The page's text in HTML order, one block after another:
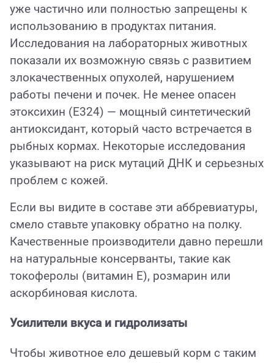
уже частично или полностью запрещены к
использованию в продуктах питания.
Исследования на лабораторных животных
показали их возможную связь с развитием
злокачественных опухолей, нарушением
работы печени и почек. Не менее опасен
этоксихин (E324) — мощный синтетический
антиоксидант, который часто встречается в
рыбных кормах. Некоторые исследования
указывают на риск мутаций ДНК и серьезных
проблем с кожей.
Если вы видите в составе эти аббревиатуры,
смело ставьте упаковку обратно на полку.
Качественные производители давно перешли
на натуральные консерванты, такие как
токоферолы (витамин Е), розмарин или
аскорбиновая кислота.
Усилители вкуса и гидролизаты
Чтобы животное ело дешевый корм с таким